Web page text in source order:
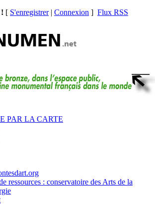
[ S'enregistrer| Connexion ] Flux RSS
PAR LA CARTE
ressources : conservatoire des Arts de la